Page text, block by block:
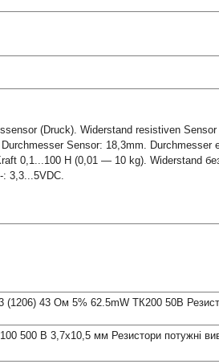
(Druck). Widerstand resistiven
Sensor: 18,3mm. Durchmesser
0,1...100 Н (0,01 — 10 kg). Widerstand
: 3,3...5VDC.
43 Ом 5% 62.5mW ТК200 50В
500 В 3,7х10,5 мм Резистори потужні